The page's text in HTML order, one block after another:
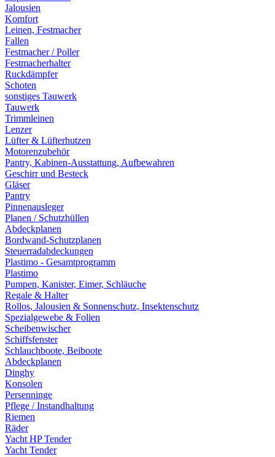
Jalousien
Komfort
Leinen, Festmacher
Fallen
Festmacher / Poller
Festmacherhalter
Ruckdämpfer
Schoten
sonstiges Tauwerk
Tauwerk
Trimmleinen
Lenzer
Lüfter & Lüfterhutzen
Motorenzubehör
Pantry, Kabinen-Ausstattung, Aufbewahren
Geschirr und Besteck
Gläser
Pantry
Pinnenausleger
Planen / Schutzhüllen
Abdeckplanen
Bordwand-Schutzplanen
Steuerradabdeckungen
Plastimo - Gesamtprogramm
Plastimo
Pumpen, Kanister, Eimer, Schläuche
Regale & Halter
Rollos, Jalousien & Sonnenschutz, Insektenschutz
Spezialgewebe & Folien
Scheibenwischer
Schiffsfenster
Schlauchboote, Beiboote
Abdeckplanen
Dinghy
Konsolen
Persenninge
Pflege / Instandhaltung
Riemen
Räder
Yacht HP Tender
Yacht Tender